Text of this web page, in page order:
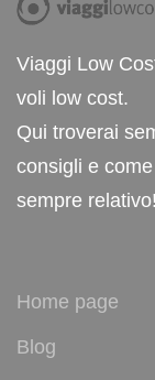
Viaggi Low
voli low cost.
Qui troverai
consigli e
sempre relativo!
Home page
Blog